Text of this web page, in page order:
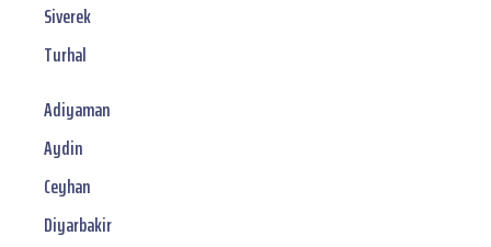
Siverek
Turhal
Adiyaman
Aydin
Ceyhan
Diyarbakir